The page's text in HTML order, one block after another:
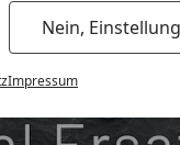
Nein,
Impressum
29 MBAR 90 CM (IT/GR)